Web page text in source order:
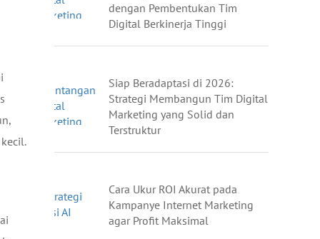
dengan Pembentukan Tim
Digital Berkinerja Tinggi
Siap Beradaptasi di 2026:
Strategi Membangun Tim Digital
Marketing yang Solid dan
Terstruktur
Cara Ukur ROI Akurat pada
Kampanye Internet Marketing
agar Profit Maksimal